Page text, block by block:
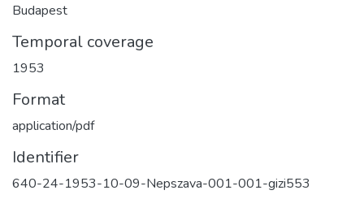
Budapest
Temporal coverage
1953
Format
application/pdf
Identifier
640-24-1953-10-09-Nepszava-001-001-gizi553